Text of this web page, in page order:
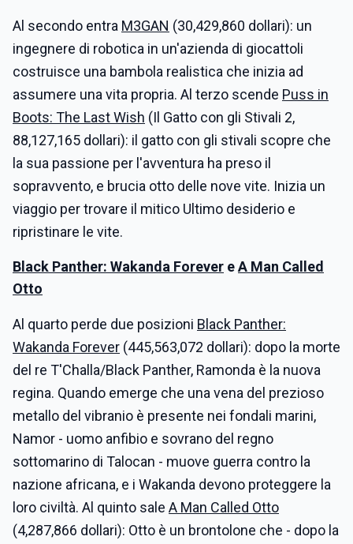
Al secondo entra M3GAN (30,429,860 dollari): un
ingegnere di robotica in un'azienda di giocattoli
costruisce una bambola realistica che inizia ad
assumere una vita propria. Al terzo scende Puss in
Boots: The Last Wish (Il Gatto con gli Stivali 2,
88,127,165 dollari): il gatto con gli stivali scopre che
la sua passione per l'avventura ha preso il
sopravvento, e brucia otto delle nove vite. Inizia un
viaggio per trovare il mitico Ultimo desiderio e
ripristinare le vite.
Black Panther: Wakanda Forever eA Man Called
Otto
Al quarto perde due posizioni Black Panther:
Wakanda Forever (445,563,072 dollari): dopo la morte
del re T'Challa/Black Panther, Ramonda è la nuova
regina. Quando emerge che una vena del prezioso
metallo del vibranio è presente nei fondali marini,
Namor - uomo anfibio e sovrano del regno
sottomarino di Talocan - muove guerra contro la
nazione africana, e i Wakanda devono proteggere la
loro civiltà. Al quinto sale A Man Called Otto
(4,287,866 dollari): Otto è un brontolone che - dopo la